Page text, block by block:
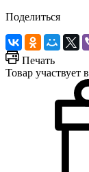
Поделиться
Печать
Товар участвует